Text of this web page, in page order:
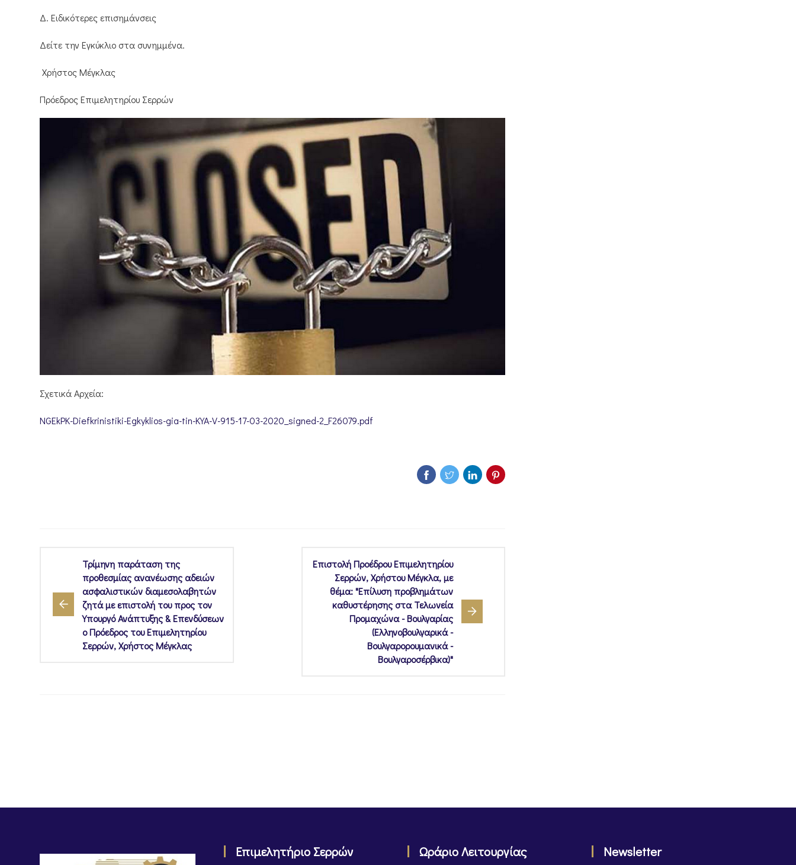
Δ. Ειδικότερες επισημάνσεις
Δείτε την Εγκύκλιο στα συνημμένα.
Χρήστος Μέγκλας
Πρόεδρος Επιμελητηρίου Σερρών
Σχετικά Αρχεία:
NGEkPK-Diefkrinistiki-Egkyklios-gia-tin-KYA-V-915-17-03-2020_signed-2_F26079.pdf
Τρίμηνη παράταση της
προθεσμίας ανανέωσης αδειών
ασφαλιστικών διαμεσολαβητών
ζητά με επιστολή του προς τον
Υπουργό Ανάπτυξης & Επενδύσεων
ο Πρόεδρος του Επιμελητηρίου
Σερρών, Χρήστος Μέγκλας
Επιστολή Προέδρου Επιμελητηρίου
Σερρών, Χρήστου Μέγκλα, με
θέμα: "Επίλυση προβλημάτων
καθυστέρησης στα Τελωνεία
Προμαχώνα - Βουλγαρίας
(Ελληνοβουλγαρικά -
Βουλγαρορουμανικά -
Βουλγαροσέρβικα)"
Επιμελητήριο Σερρών Ωράριο Λειτουργίας Newsletter